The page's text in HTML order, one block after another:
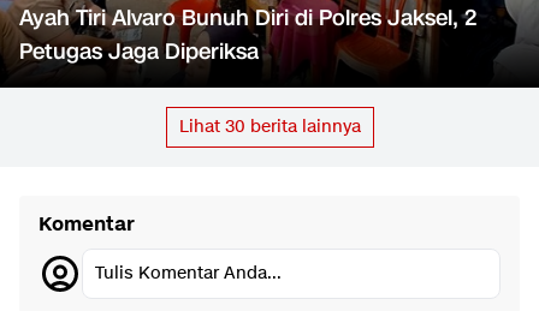
Ayah Tiri Alvaro Bunuh Diri di Polres Jaksel, 2
Petugas Jaga Diperiksa
Lihat 30 berita lainnya
Komentar
Tulis Komentar Anda...